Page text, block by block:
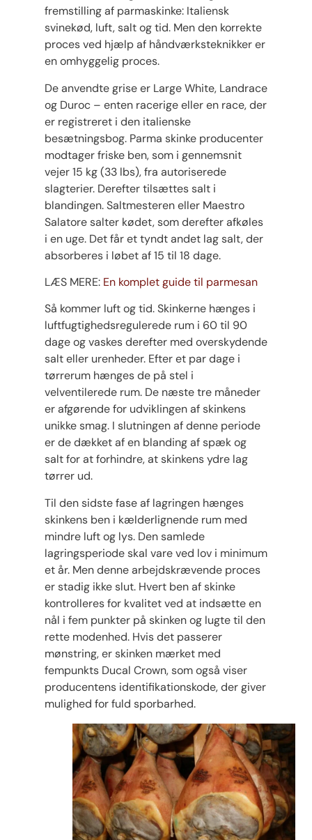
fremstilling af parmaskinke: Italiensk
svinekød, luft, salt og tid. Men den korrekte
proces ved hjælp af håndværksteknikker er
en omhyggelig proces.
De anvendte grise er Large White, Landrace
og Duroc – enten racerige eller en race, der
er registreret i den italienske
besætningsbog. Parma skinke producenter
modtager friske ben, som i gennemsnit
vejer 15 kg (33 lbs), fra autoriserede
slagterier. Derefter tilsættes salt i
blandingen. Saltmesteren eller Maestro
Salatore salter kødet, som derefter afkøles
i en uge. Det får et tyndt andet lag salt, der
absorberes i løbet af 15 til 18 dage.
LÆS MERE: En komplet guide til parmesan
Så kommer luft og tid. Skinkerne hænges i
luftfugtighedsregulerede rum i 60 til 90
dage og vaskes derefter med overskydende
salt eller urenheder. Efter et par dage i
tørrerum hænges de på stel i
velventilerede rum. De næste tre måneder
er afgørende for udviklingen af ​​skinkens
unikke smag. I slutningen af ​​denne periode
er de dækket af en blanding af spæk og
salt for at forhindre, at skinkens ydre lag
tørrer ud.
Til den sidste fase af lagringen hænges
skinkens ben i kælderlignende rum med
mindre luft og lys. Den samlede
lagringsperiode skal vare ved lov i minimum
et år. Men denne arbejdskrævende proces
er stadig ikke slut. Hvert ben af ​​skinke
kontrolleres for kvalitet ved at indsætte en
nål i fem punkter på skinken og lugte til den
rette modenhed. Hvis det passerer
mønstring, er skinken mærket med
fempunkts Ducal Crown, som også viser
producentens identifikationskode, der giver
mulighed for fuld sporbarhed.